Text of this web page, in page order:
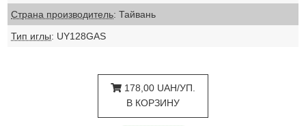
Страна производитель: Тайвань
Тип иглы: UY128GAS
178,00 UAH/УП.
В КОРЗИНУ